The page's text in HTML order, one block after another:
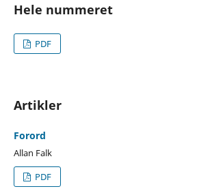
Hele nummeret
PDF
Artikler
Forord
Allan Falk
PDF